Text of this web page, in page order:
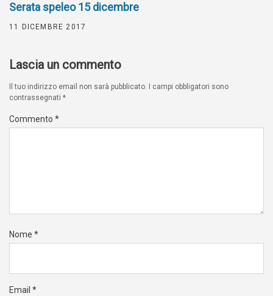
Serata speleo 15 dicembre
11 DICEMBRE 2017
Lascia un commento
Il tuo indirizzo email non sarà pubblicato.
I campi obbligatori sono
contrassegnati *
Commento *
Nome *
Email *